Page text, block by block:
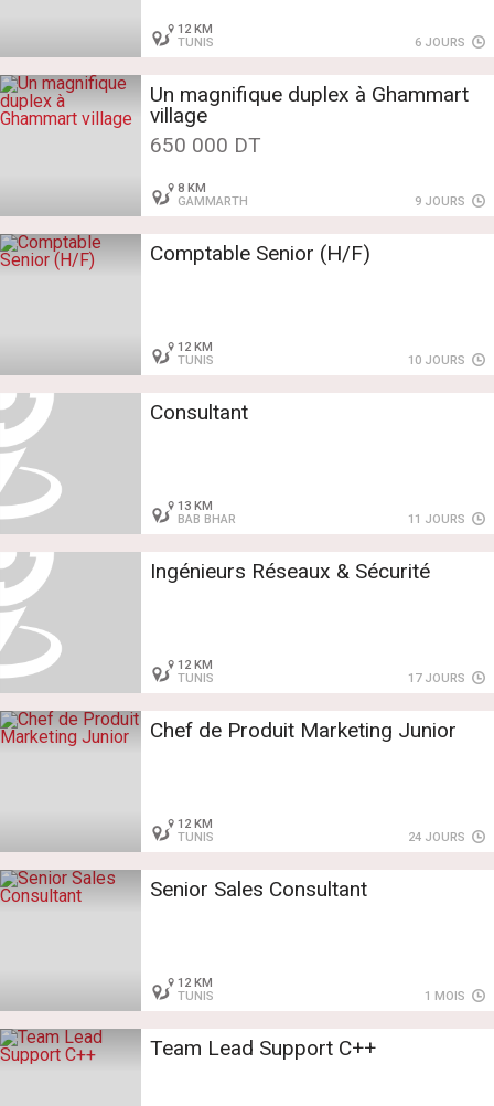
12 KM
TUNIS
6 JOURS
Un magnifique duplex à Ghammart
village
650 000 DT
8 KM
GAMMARTH
9 JOURS
Comptable Senior (H/F)
12 KM
TUNIS
10 JOURS
Consultant
13 KM
BAB BHAR
11 JOURS
Ingénieurs Réseaux & Sécurité
12 KM
TUNIS
17 JOURS
Chef de Produit Marketing Junior
12 KM
TUNIS
24 JOURS
Senior Sales Consultant
12 KM
TUNIS
1 MOIS
Team Lead Support C++